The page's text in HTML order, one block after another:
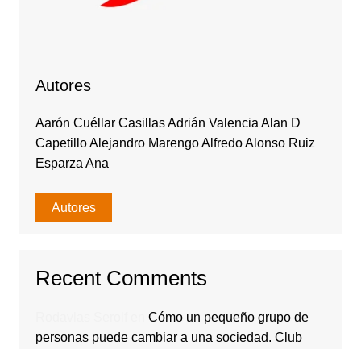
Autores
Aarón Cuéllar Casillas Adrián Valencia Alan D
Capetillo Alejandro Marengo Alfredo Alonso Ruiz
Esparza Ana
Autores
Recent Comments
Cómo un pequeño grupo de
personas puede cambiar a una sociedad. Club